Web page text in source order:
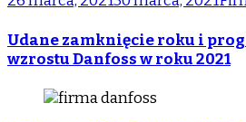
Udane zamknięcie roku i
wzrostu Danfoss w roku 2021